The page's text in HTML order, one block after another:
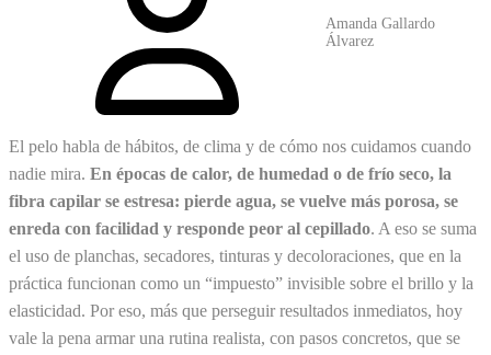
Amanda Gallardo
Álvarez
El pelo habla de hábitos, de clima y de cómo nos cuidamos cuando
nadie mira. En épocas de calor, de humedad o de frío seco, la
fibra capilar se estresa: pierde agua, se vuelve más porosa, se
enreda con facilidad y responde peor al cepillado. A eso se suma
el uso de planchas, secadores, tinturas y decoloraciones, que en la
práctica funcionan como un “impuesto” invisible sobre el brillo y la
elasticidad. Por eso, más que perseguir resultados inmediatos, hoy
vale la pena armar una rutina realista, con pasos concretos, que se